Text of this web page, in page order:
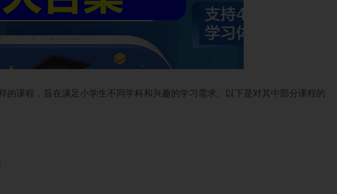
的课程，旨在满足小学生不同学科和兴趣的学习需求。以下是对其中部分课程的